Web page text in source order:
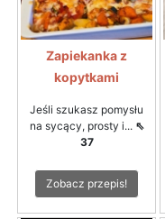
Zapiekanka z
kopytkami
Jeśli szukasz pomysłu
na sycący, prosty i... ⇖
37
Zobacz przepis!